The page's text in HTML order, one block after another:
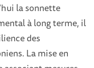
la sonnette
à long terme, il
des
La mise en